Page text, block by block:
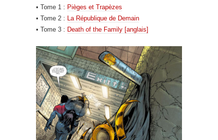
• Tome 1 : Pièges et Trapèzes
• Tome 2 : La République de Demain
• Tome 3 : Death of the Family [anglais]